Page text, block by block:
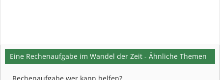
Eine Rechenaufgabe im Wandel der Zeit - Ähnliche Themen